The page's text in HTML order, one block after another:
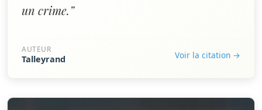
un crime.”
AUTEUR
Talleyrand Voir la citation →